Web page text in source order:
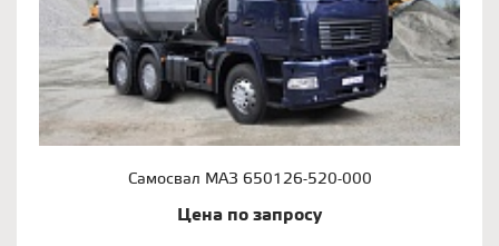
Самосвал МАЗ 650126-520-000
Цена по запросу